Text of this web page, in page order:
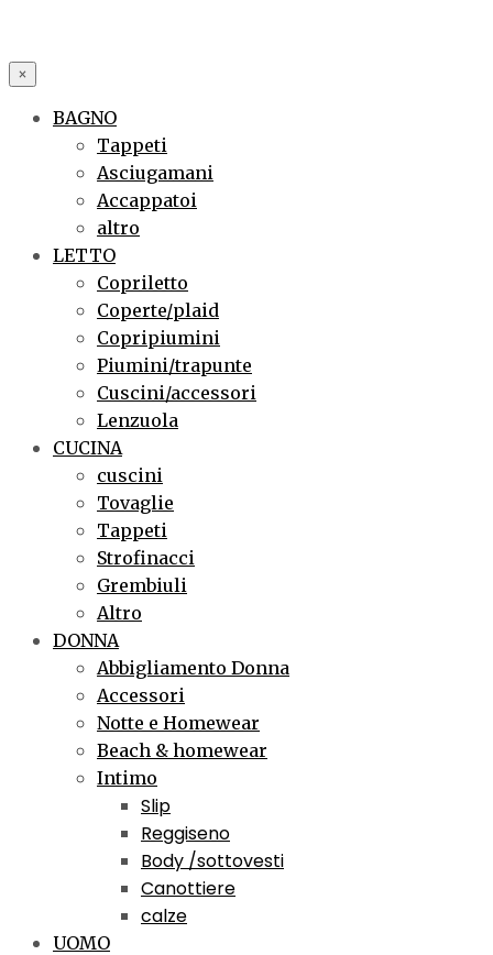
×
BAGNO
Tappeti
Asciugamani
Accappatoi
altro
LETTO
Copriletto
Coperte/plaid
Copripiumini
Piumini/trapunte
Cuscini/accessori
Lenzuola
CUCINA
cuscini
Tovaglie
Tappeti
Strofinacci
Grembiuli
Altro
DONNA
Abbigliamento Donna
Accessori
Notte e Homewear
Beach & homewear
Intimo
Slip
Reggiseno
Body /sottovesti
Canottiere
calze
UOMO